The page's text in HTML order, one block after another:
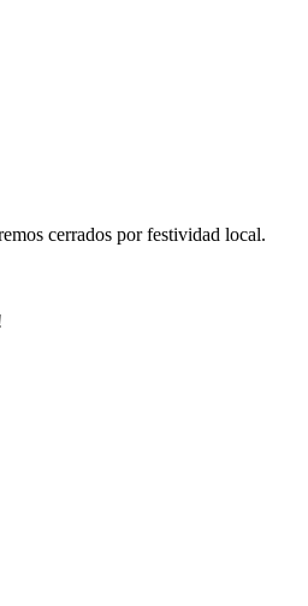
cerrados por festividad local.